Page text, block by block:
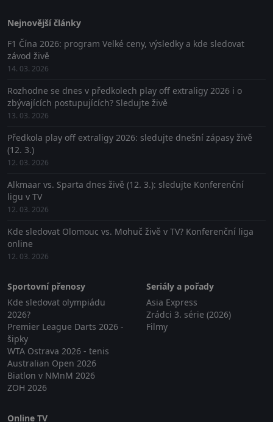
Nejnovější články
F1 Čína 2026: program Velké ceny, výsledky a kde sledovat
závod živě
14. 03. 2026
Rozhodne se dnes v předkolech play off extraligy 2026 i o
zbývajících postupujících? Sledujte živě
13. 03. 2026
Předkola play off extraligy 2026: sledujte dnešní zápasy živě
(12. 3.)
12. 03. 2026
Alkmaar vs. Sparta dnes živě (12. 3.): sledujte Konferenční
ligu v TV
12. 03. 2026
Kde sledovat Olomouc vs. Mohuč živě v TV? Konferenční liga
online
12. 03. 2026
Sportovní přenosy
Kde sledovat olympiádu
2026?
Premier League Darts 2026 -
šipky
WTA Ostrava 2026 - tenis
Australian Open 2026
Biatlon v NMnM 2026
ZOH 2026
Seriály a pořady
Asia Express
Zrádci 3. série (2026)
Filmy
Online TV